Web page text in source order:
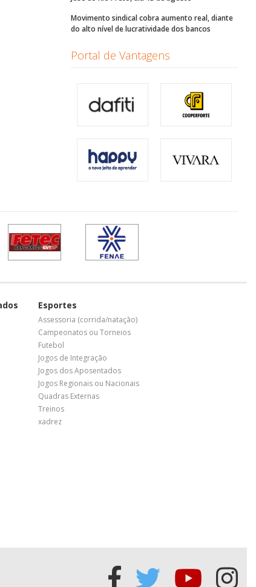
Movimento sindical cobra aumento real, diante
do alto nível de lucratividade dos bancos
Portal de Vantagens
Esportes
Assessoria (corrida/natação)
Campeonatos ou Torneios
Futebol
Jogos de Integração
Jogos dos Aposentados
Jogos Regionais ou Nacionais
Quadras Externas
Treinos
xadrez
Acessar
Acessar